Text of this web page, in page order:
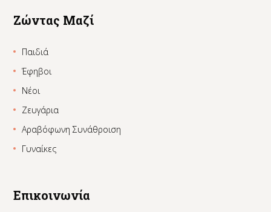
Ζώντας Μαζί
Παιδιά
Έφηβοι
Νέοι
Ζευγάρια
Αραβόφωνη Συνάθροιση
Γυναίκες
Επικοινωνία